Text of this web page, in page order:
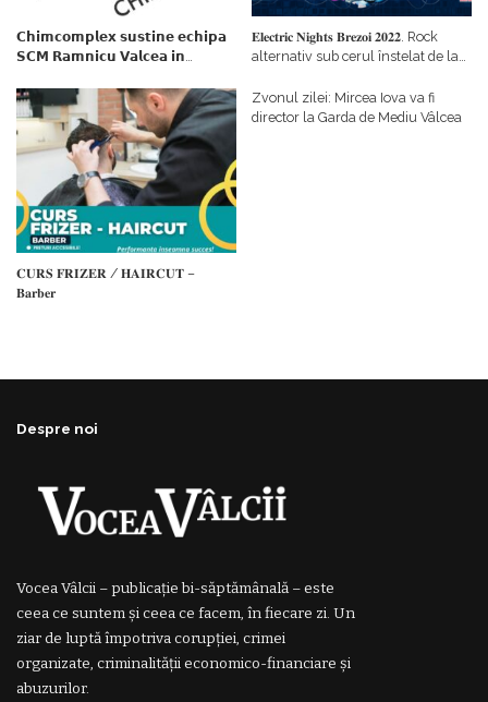
𝗖𝗵𝗶𝗺𝗰𝗼𝗺𝗽𝗹𝗲𝘅 𝘀𝘂𝘀𝘁𝗶𝗻𝗲 𝗲𝗰𝗵𝗶𝗽𝗮
𝗦𝗖𝗠 𝗥𝗮𝗺𝗻𝗶𝗰𝘂 𝗩𝗮𝗹𝗰𝗲𝗮 𝗶𝗻
𝗳𝗶𝗻𝗮𝗻𝘁𝗮𝘁𝗼𝗿
𝐄𝐥𝐞𝐜𝐭𝐫𝐢𝐜 𝐍𝐢𝐠𝐡𝐭𝐬 𝐁𝐫𝐞𝐳𝐨𝐢 𝟐𝟎𝟐𝟐. Rock
alternativ sub cerul înstelat de la
𝐂𝐔𝐑𝐒 𝐅𝐑𝐈𝐙𝐄𝐑 / 𝐇𝐀𝐈𝐑𝐂𝐔𝐓 –
𝐁𝐚𝐫𝐛𝐞𝐫
Zvonul zilei: Mircea Iova va fi
director la Garda de Mediu Vâlcea
Despre noi
Vocea Vâlcii – publicație bi-săptămânală – este
ceea ce suntem și ceea ce facem, în fiecare zi. Un
ziar de luptă împotriva corupției, crimei
organizate, criminalității economico-financiare și
abuzurilor.